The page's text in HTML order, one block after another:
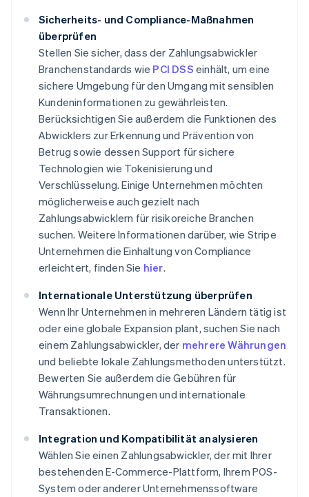
Sicherheits- und Compliance-Maßnahmen
überprüfen
Stellen Sie sicher, dass der Zahlungsabwickler
Branchenstandards wie PCI DSS einhält, um eine
sichere Umgebung für den Umgang mit sensiblen
Kundeninformationen zu gewährleisten.
Berücksichtigen Sie außerdem die Funktionen des
Abwicklers zur Erkennung und Prävention von
Betrug sowie dessen Support für sichere
Technologien wie Tokenisierung und
Verschlüsselung. Einige Unternehmen möchten
möglicherweise auch gezielt nach
Zahlungsabwicklern für risikoreiche Branchen
suchen. Weitere Informationen darüber, wie Stripe
Unternehmen die Einhaltung von Compliance
erleichtert, finden Sie hier.
Internationale Unterstützung überprüfen
Wenn Ihr Unternehmen in mehreren Ländern tätig ist
oder eine globale Expansion plant, suchen Sie nach
einem Zahlungsabwickler, der mehrere Währungen
und beliebte lokale Zahlungsmethoden unterstützt.
Bewerten Sie außerdem die Gebühren für
Währungsumrechnungen und internationale
Transaktionen.
Integration und Kompatibilität analysieren
Wählen Sie einen Zahlungsabwickler, der mit Ihrer
bestehenden E-Commerce-Plattform, Ihrem POS-
System oder anderer Unternehmenssoftware